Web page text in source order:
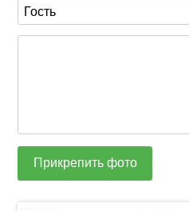
Прикрепить фото